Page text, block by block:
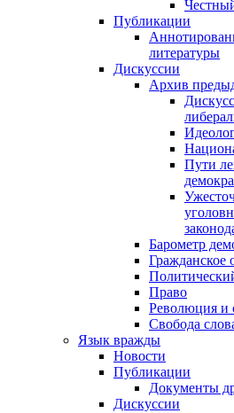
Публикации
литературы
Дискуссии
Архив
Пути
Барометр
Гражданское
Право
Революция и
Свобода
Язык вражды
Новости
Публикации
Документы
Дискуссии